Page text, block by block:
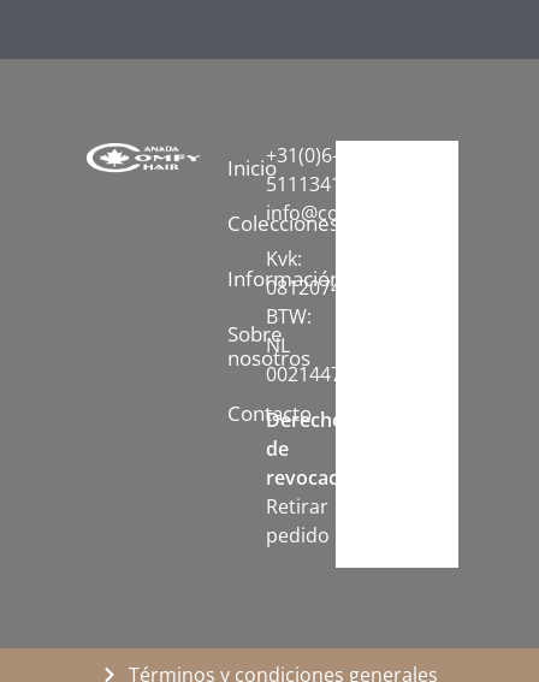
Inicio
Colecciones
Información
Sobre
nosotros
Contacto
+31(0)6-
51113413
info@comfychair.nl
Kvk:
08120742
BTW:
NL
002144778B71
Derecho
de
revocación:
Retirar
pedido
Términos y condiciones generales